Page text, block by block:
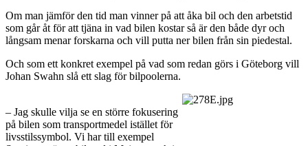
Om man jämför den tid man vinner på att åka bil och den arbetstid
som går åt för att tjäna in vad bilen kostar så är den både dyr och
långsam menar forskarna och vill putta ner bilen från sin piedestal.
Och som ett konkret exempel på vad som redan görs i Göteborg vill
Johan Swahn slå ett slag för bilpoolerna.
– Jag skulle vilja se en större fokusering
på bilen som transportmedel istället för
livsstilssymbol. Vi har till exempel